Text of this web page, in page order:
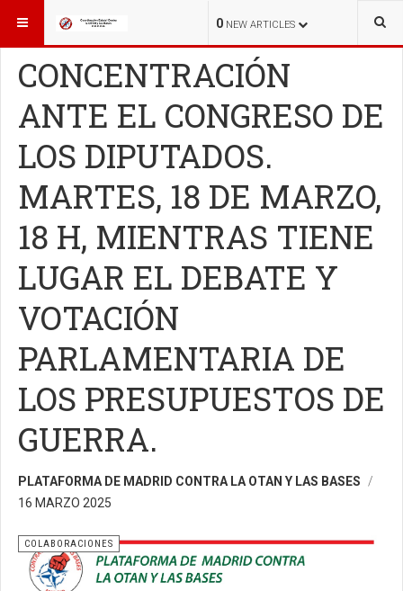
0 NEW ARTICLES
ESTÁ AQUÍ: COLABORACIONES
CONCENTRACIÓN
ANTE EL CONGRESO DE
LOS DIPUTADOS.
MARTES, 18 DE MARZO,
18 H, MIENTRAS TIENE
LUGAR EL DEBATE Y
VOTACIÓN
PARLAMENTARIA DE
LOS PRESUPUESTOS DE
GUERRA.
PLATAFORMA DE MADRID CONTRA LA OTAN Y LAS BASES
16 MARZO 2025
COLABORACIONES